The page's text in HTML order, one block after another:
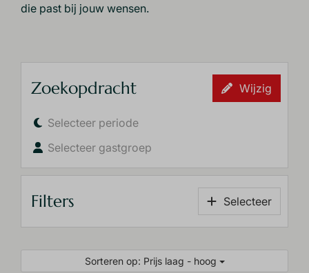
die past bij jouw wensen.
Zoekopdracht Wijzig
Selecteer periode
Selecteer gastgroep
Filters Selecteer
Sorteren op: Prijs laag - hoog